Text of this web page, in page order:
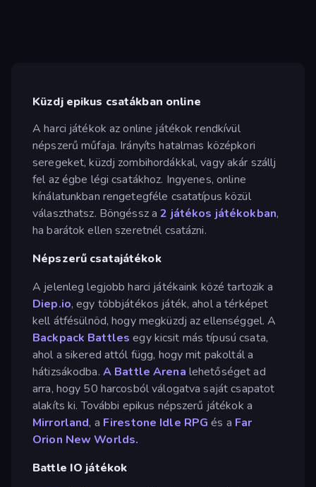
Küzdj epikus csatákban online
A harci játékok az online játékok rendkívül
népszerű műfaja. Irányíts hatalmas középkori
seregeket, küzdj zombihordákkal, vagy akár szállj
fel az égbe légi csatákhoz. Ingyenes, online
kínálatunkban rengetegféle csatatípus közül
választhatsz. Böngéssz a2 játékos játékokban,
ha barátok ellen szeretnél csatázni.
Népszerű csatajátékok
A jelenleg legjobb harci játékaink közé tartozik a
Diep.io, egy többjátékos játék, ahol a térképet
kell átfésülnöd, hogy megküzdj az ellenséggel. A
Backpack Battles egy kicsit más típusú csata,
ahol a sikered attól függ, hogy mit pakoltál a
hátizsákodba. A Battle Arena lehetőséget ad
arra, hogy 50 harcosból válogatva saját csapatot
alakíts ki. További epikus népszerű játékok a
Mirrorland, a Firestone Idle RPG és a Far
Orion New Worlds.
Battle IO játékok